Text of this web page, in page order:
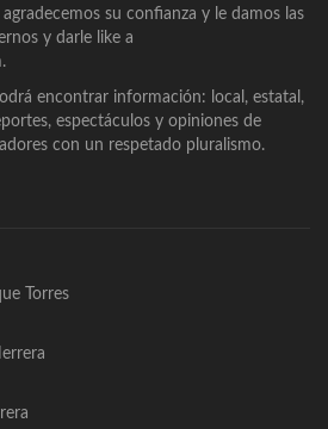
su confianza y le damos las
y darle like a
encontrar información: local, estatal,
espectáculos y opiniones de
con un respetado pluralismo.
Torres